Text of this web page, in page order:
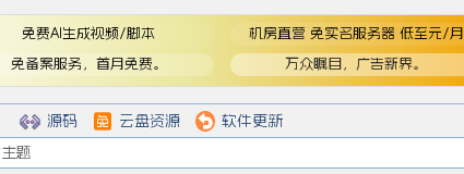
免费AI生成视频/脚本 机房直营 免实名服务器 低至元/月
免备案服务，首月免费。 万众瞩目，广告新界。
源码 云盘资源 软件更新
题